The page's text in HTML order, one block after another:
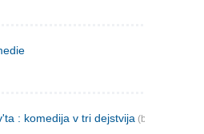
: komedija v tri dejstvija (bulgarsk)